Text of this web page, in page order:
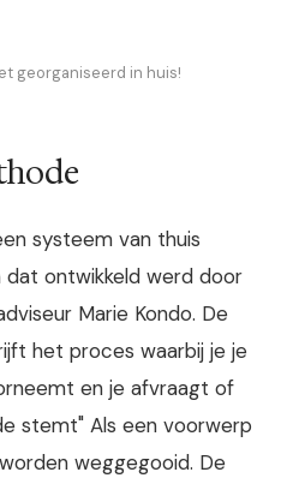
georganiseerd in huis!
systeem van thuis
dat ontwikkeld werd door
Marie Kondo. De
het proces waarbij je je
en je afvraagt of
stemt" Als een voorwerp
weggegooid. De